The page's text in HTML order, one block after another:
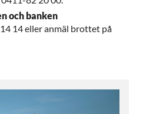
och banken
14 eller anmäl brottet på